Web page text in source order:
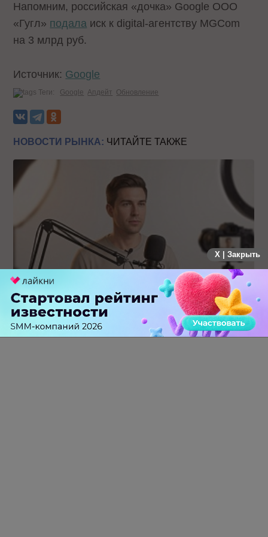
Напомним, российская «дочка» Google ООО
«Гугл» подала иск к digital-агентству MGСom
на 3 млрд руб.
Источник: Google
Теги: Google Апдейт Обновление
НОВОСТИ РЫНКА: ЧИТАЙТЕ ТАКЖЕ
Российский рынок инфлюенс-маркетинга вошел в фазу
стагнации после нескольких лет роста
X | Закрыть